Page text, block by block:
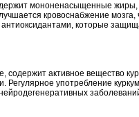
мононенасыщенные
кровоснабжение
которые
содержит активное вещество
употребление